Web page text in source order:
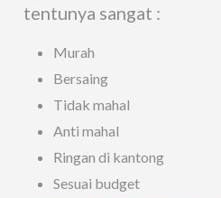
tentunya sangat :
Murah
Bersaing
Tidak mahal
Anti mahal
Ringan di kantong
Sesuai budget